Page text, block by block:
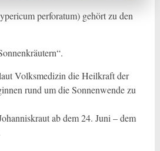
perforatum) gehört zu den
Volksmedizin die Heilkraft der
rund um die Sonnenwende zu
ab dem 24. Juni – dem